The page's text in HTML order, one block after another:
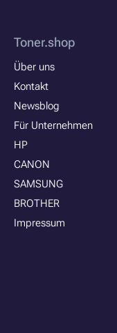
Toner.shop
Über uns
Kontakt
Newsblog
Für Unternehmen
HP
CANON
SAMSUNG
BROTHER
Impressum